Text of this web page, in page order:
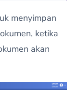
menyimpan
ketika
akan